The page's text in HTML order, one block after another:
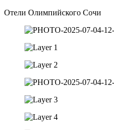
Отели Олимпийского Сочи